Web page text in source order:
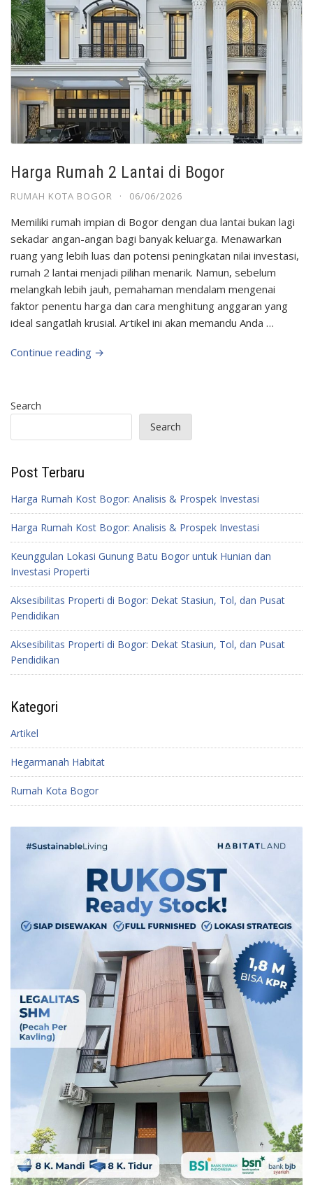
Harga Rumah 2 Lantai di Bogor
RUMAH KOTA BOGOR · 06/06/2026
Memiliki rumah impian di Bogor dengan dua lantai bukan lagi
sekadar angan-angan bagi banyak keluarga. Menawarkan
ruang yang lebih luas dan potensi peningkatan nilai investasi,
rumah 2 lantai menjadi pilihan menarik. Namun, sebelum
melangkah lebih jauh, pemahaman mendalam mengenai
faktor penentu harga dan cara menghitung anggaran yang
ideal sangatlah krusial. Artikel ini akan memandu Anda …
Continue reading →
Search
Search
Post Terbaru
Harga Rumah Kost Bogor: Analisis & Prospek Investasi
Harga Rumah Kost Bogor: Analisis & Prospek Investasi
Keunggulan Lokasi Gunung Batu Bogor untuk Hunian dan
Investasi Properti
Aksesibilitas Properti di Bogor: Dekat Stasiun, Tol, dan Pusat
Pendidikan
Aksesibilitas Properti di Bogor: Dekat Stasiun, Tol, dan Pusat
Pendidikan
Kategori
Artikel
Hegarmanah Habitat
Rumah Kota Bogor